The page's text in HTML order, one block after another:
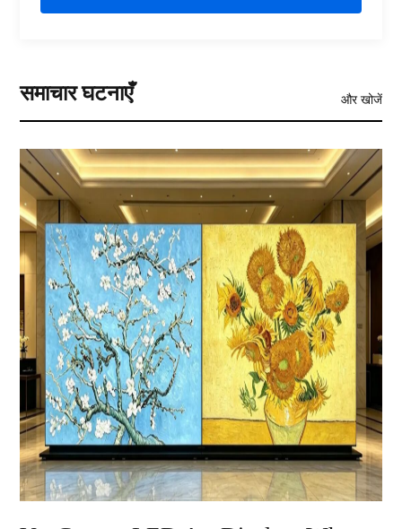
समाचार घटनाएँ और खोजें